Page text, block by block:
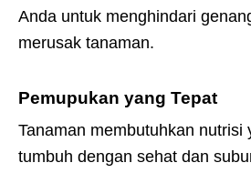
Anda untuk menghindari
merusak tanaman.
Pemupukan yang Tepat
Tanaman membutuhkan nutrisi
tumbuh dengan sehat dan